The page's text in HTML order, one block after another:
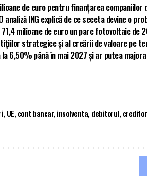
de euro pentru finanțarea companiilor
ING explică de ce seceta devine o
milioane de euro un parc fotovoltaic de
strategice și al creării de valoare pe
la 6,50% până în mai 2027 și ar putea
, UE, cont bancar, insolventa, debitorul,